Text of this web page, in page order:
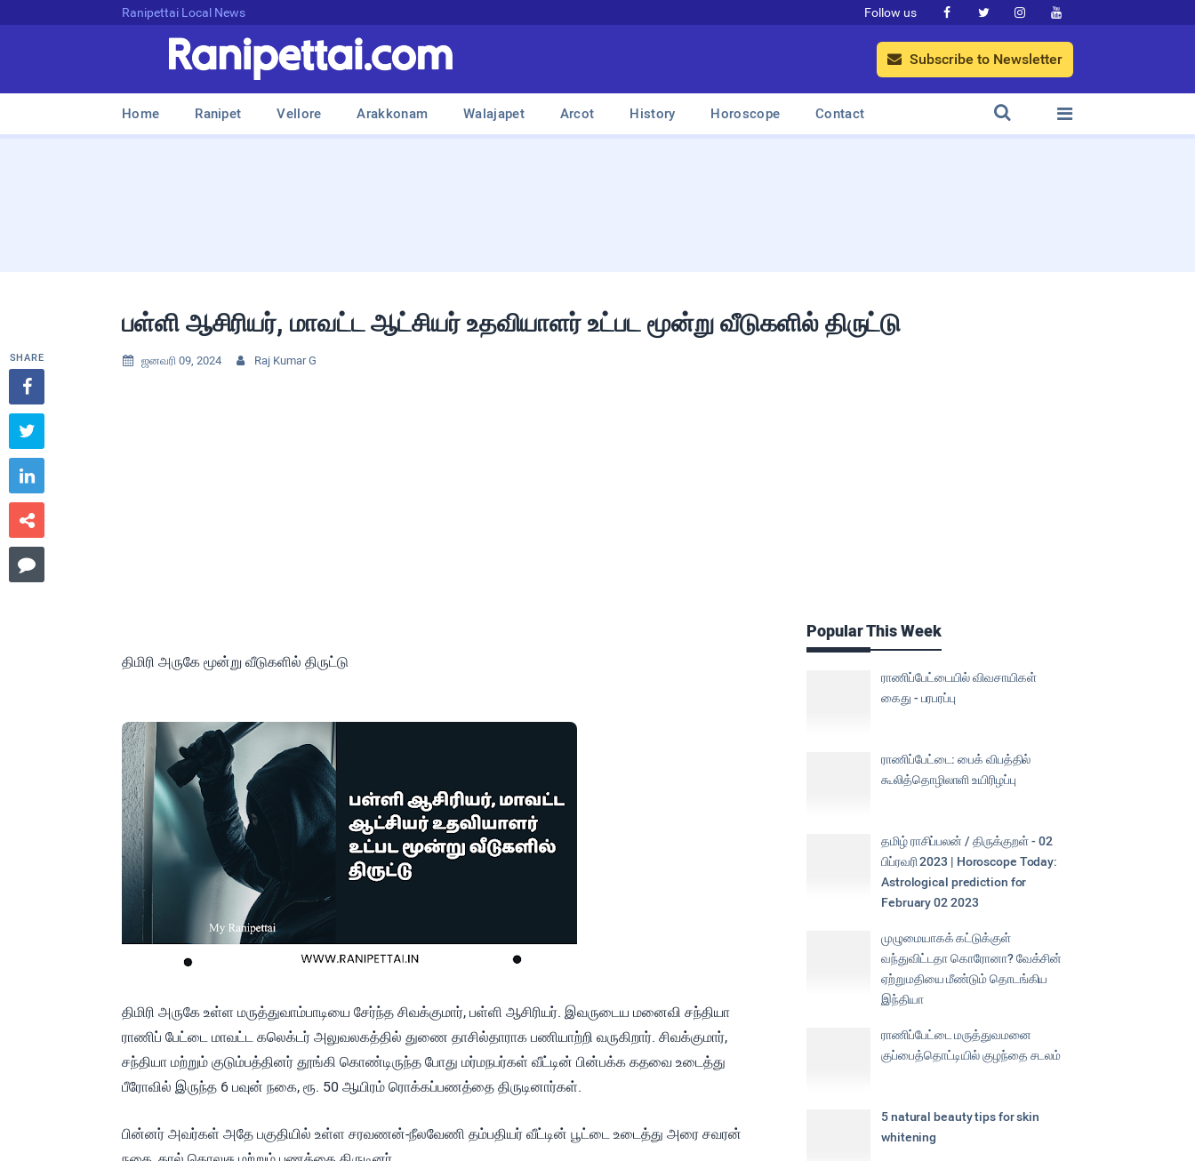
Ranipettai Local News Follow us    
 Subscribe to Newsletter
Home Ranipet Vellore Arakkonam Walajapet Arcot History Horoscope Contact 

பள்ளி ஆசிரியர், மாவட்ட ஆட்சியர் உதவியாளர் உட்பட மூன்று வீடுகளில் திருட்டு
 ஜனவரி 09, 2024  Raj Kumar G
திமிரி அருகே மூன்று வீடுகளில் திருட்டு
திமிரி அருகே உள்ள மருத்துவாம்பாடியை சேர்ந்த சிவக்குமார், பள்ளி ஆசிரியர். இவருடைய மனைவி சந்தியா
ராணிப் பேட்டை மாவட்ட கலெக்டர் அலுவலகத்தில் துணை தாசில்தாராக பணியாற்றி வருகிறார். சிவக்குமார்,
சந்தியா மற்றும் குடும்பத்தினர் தூங்கி கொண்டிருந்த போது மர்மநபர்கள் வீட்டின் பின்பக்க கதவை உடைத்து
பீரோவில் இருந்த 6 பவுன் நகை, ரூ. 50 ஆயிரம் ரொக்கப்பணத்தை திருடினார்கள்.
பின்னர் அவர்கள் அதே பகுதியில் உள்ள சரவணன்-நீலவேணி தம்பதியர் வீட்டின் பூட்டை உடைத்து அரை சவரன்
SHARE





Popular This Week
ராணிப்பேட்டையில் விவசாயிகள்
கைது - பரபரப்பு
ராணிப்பேட்டை: பைக் விபத்தில்
கூலித்தொழிலாளி உயிரிழப்பு
தமிழ் ராசிப்பலன் / திருக்குறள் - 02
பிப்ரவரி 2023 | Horoscope Today:
Astrological prediction for
February 02 2023
முழுமையாகக் கட்டுக்குள்
வந்துவிட்டதா கொரோனா? வேக்சின்
ஏற்றுமதியை மீண்டும் தொடங்கிய
இந்தியா
ராணிப்பேட்டை மருத்துவமனை
குப்பைத்தொட்டியில் குழந்தை சடலம்
5 natural beauty tips for skin
whitening